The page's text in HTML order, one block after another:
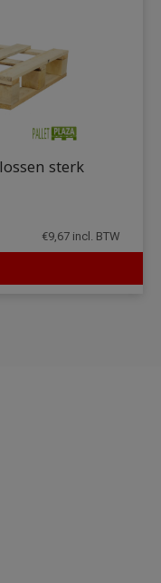
DETAILS
sterk
€9,67 incl. BTW